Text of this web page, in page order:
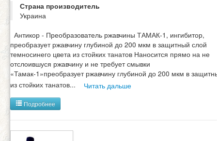
Страна производитель
Украина
Антикор - Преобразователь ржавчины ТАМАК-1, ингибитор,
преобразует ржавчину глубиной до 200 мкм в защитный слой
темносинего цвета из стойких танатов Наносится прямо на не
отслоившуся ржавчину и не требует смывки
«Тамак-1»преобразует ржавчину глубиной до 200 мкм в
из стойких танатов... Читать дальше
Подробнее